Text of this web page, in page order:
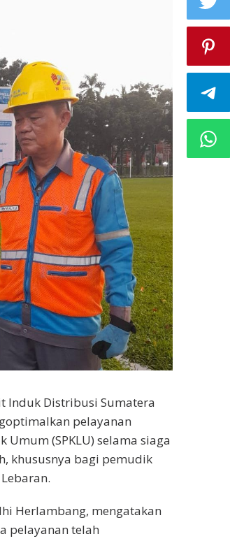
Induk Distribusi Sumatera
pelayanan
Umum (SPKLU) selama siaga
khususnya bagi pemudik
Herlambang, mengatakan
pelayanan telah